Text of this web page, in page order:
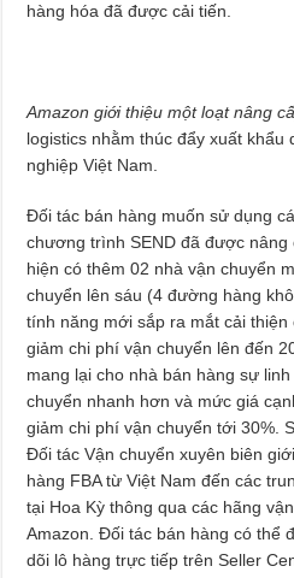
hàng hóa đã được cải tiến.
Amazon giới thiệu một loạt nâng
logistics nhằm thúc đẩy xuất
nghiệp Việt Nam.
Đối tác bán hàng muốn sử dụng
chương trình SEND đã được
hiện có thêm 02 nhà vận chuyển
chuyển lên sáu (4 đường hàng
tính năng mới sắp ra mắt cải
giảm chi phí vận chuyển lên đến
mang lại cho nhà bán hàng sự
chuyển nhanh hơn và mức giá
giảm chi phí vận chuyển tới 30%.
Đối tác Vận chuyển xuyên biên
hàng FBA từ Việt Nam đến các
tại Hoa Kỳ thông qua các hãng
Amazon. Đối tác bán hàng có thể
dõi lô hàng trực tiếp trên Seller